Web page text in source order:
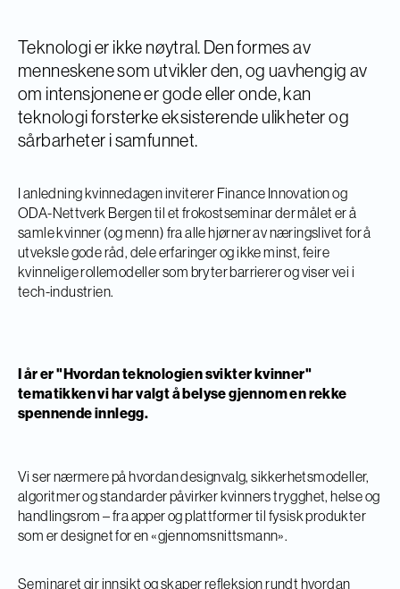
Teknologi er ikke nøytral. Den formes av
menneskene som utvikler den, og uavhengig av
om intensjonene er gode eller onde, kan
teknologi forsterke eksisterende ulikheter og
sårbarheter i samfunnet.
I anledning kvinnedagen inviterer Finance Innovation og
ODA-Nettverk Bergen til et frokostseminar der målet er å
samle kvinner (og menn) fra alle hjørner av næringslivet for å
utveksle gode råd, dele erfaringer og ikke minst, feire
kvinnelige rollemodeller som bryter barrierer og viser vei i
tech-industrien.
I år er"Hvordan teknologien svikter kvinner"
tematikken vi har valgt å belyse gjennom en rekke
spennende innlegg.
Vi ser nærmere på hvordan designvalg, sikkerhetsmodeller,
algoritmer og standarder påvirker kvinners trygghet, helse og
handlingsrom – fra apper og plattformer til fysisk produkter
som er designet for en «gjennomsnittsmann».
Seminaret gir innsikt og skaper refleksjon rundt hvordan